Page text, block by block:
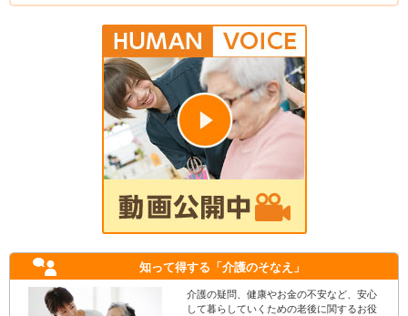
知って得する 「介護のそなえ」
介護の疑問、健康やお金の不安など、安心
して暮らしていくための老後に関するお役